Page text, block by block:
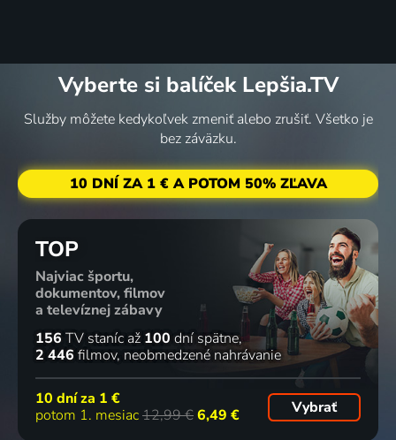
Vyberte si balíček Lepšia.TV
Služby môžete kedykoľvek zmeniť alebo zrušiť. Všetko je
bez záväzku.
10 DNÍ ZA 1 € A POTOM 50% ZĽAVA
TOP
Najviac športu,
dokumentov, filmov
a televíznej zábavy
156 TV staníc až 100 dní spätne
2 446 filmov neobmedzené nahrávanie
10 dní za 1 €
potom 1. mesiac12,99 €6,49 € Vybrať